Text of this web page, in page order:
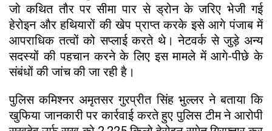
जो कथित तौर पर सीमा पार से ड्रोन के जरिए भेजी गई
हेरोइन और हथियारों की खेप प्राप्त करके इसे आगे पंजाब में
आपराधिक तत्वों को सप्लाई करते थे। नेटवर्क से जुड़े अन्य
सदस्यों की पहचान करने के लिए इस मामले में आगे-पीछे के
संबंधों की जांच की जा रही है।
पुलिस कमिश्नर अमृतसर गुरप्रीत सिंह भुल्लर ने बताया कि
खुफिया जानकारी पर कार्रवाई करते हुए पुलिस टीम ने आरोपी